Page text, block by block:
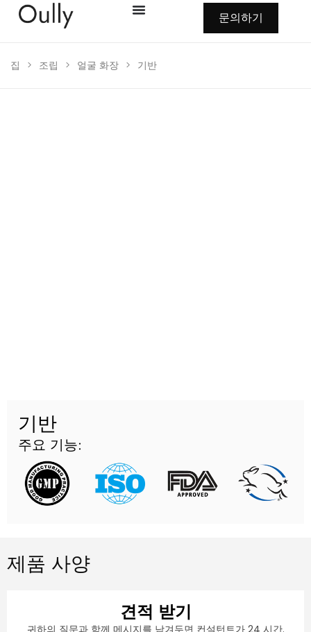
문의하기
집 > 조립 > 얼굴 화장 > 기반
기반
주요 기능:
제품 사양
견적 받기
귀하의 질문과 함께 메시지를 남겨두면 컨설턴트가 24 시간.